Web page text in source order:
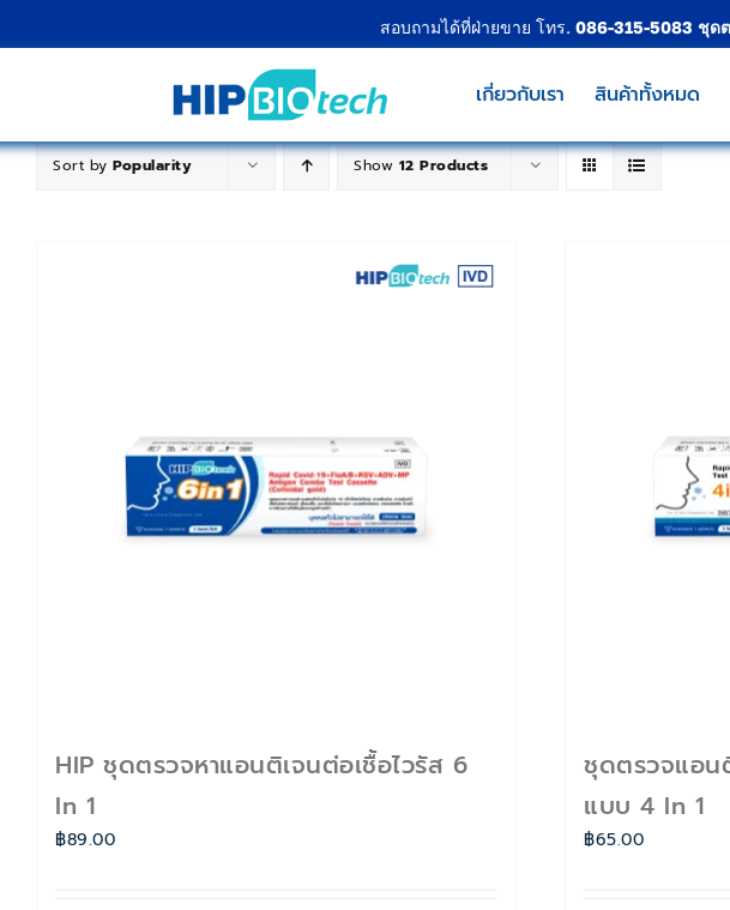
สอบถามได้ที่ฝ่ายขาย โทร. 086-315-5083 ชุด
เกี่ยวกับเรา สินค้าทั้งหมด
Sort by Popularity Show 12 Products
HIP ชุดตรวจหาแอนติเจนต่อเชื้อไวรัส 6
In 1
฿89.00
ชุดตรวจแอน
แบบ 4 In 1
฿65.00